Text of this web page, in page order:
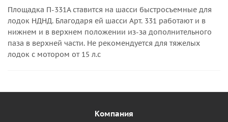
Площадка П-331А ставится на шасси быстросъемные для
лодок НДНД. Благодаря ей шасси Арт. 331 работают и в
нижнем и в верхнем положении из-за дополнительного
паза в верхней части. Не рекомендуется для тяжелых
лодок с мотором от 15 л.с
Компания